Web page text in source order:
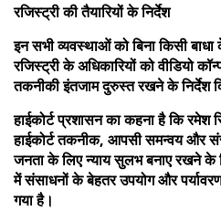
रजिस्ट्री की तैयारियों के निर्देश
इन सभी व्यवस्थाओं को बिना किसी
रजिस्ट्री के अधिकारियों को वीडियो
तकनीकी इंतजाम दुरुस्त रखने के निर्देश
हाईकोर्ट प्रशासन का कहना है कि रमेश
हाईकोर्ट तकनीक, आपसी समन्वय और
जनता के लिए न्याय सुलभ बनाए रखने के
में संसाधनों के बेहतर उपयोग और
गया है।